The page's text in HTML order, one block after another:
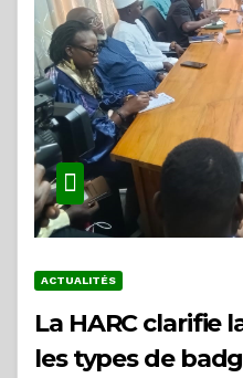
ACTUALITÉS
La HARC clarifie
les types de